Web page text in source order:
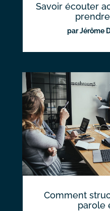
Savoir écouter
parJérôme
Comment
parole